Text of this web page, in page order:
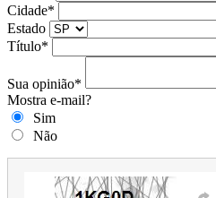
Cidade*
Estado
Título*
Sua opinião*
Mostra e-mail?
Sim
Não